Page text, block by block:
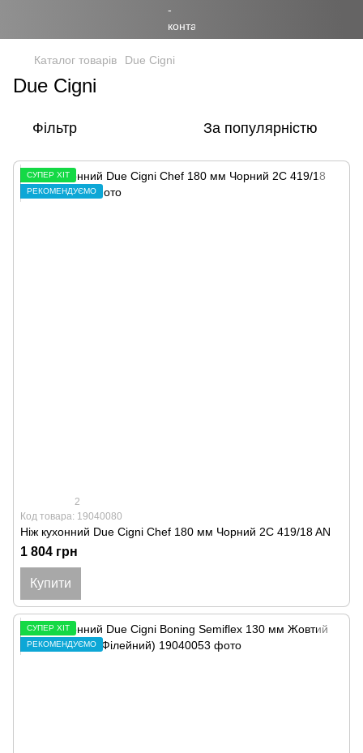
Каталог товарів Due Cigni
Due Cigni
Фільтр За популярністю
СУПЕР ХІТ
РЕКОМЕНДУЄМО
2
Код товара: 19040080
Ніж кухонний Due Cigni Chef 180 мм Чорний 2C 419/18 AN
1 804 грн
Купити
СУПЕР ХІТ
РЕКОМЕНДУЄМО